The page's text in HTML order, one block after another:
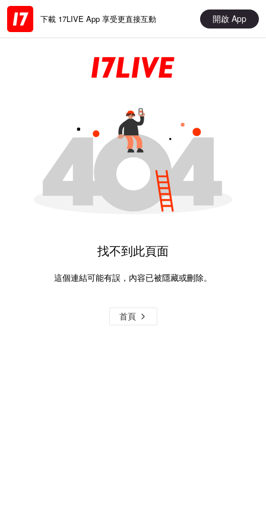
下載 17LIVE App 享受更直接互動 開啟 App
找不到此頁面
這個連結可能有誤，內容已被隱藏或刪除。
首頁